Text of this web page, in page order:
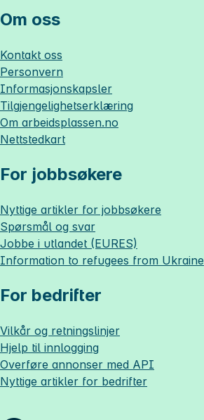
Om oss
Kontakt oss
Personvern
Informasjonskapsler
Tilgjengelighetserklæring
Om arbeidsplassen.no
Nettstedkart
For jobbsøkere
Nyttige artikler for jobbsøkere
Spørsmål og svar
Jobbe i utlandet (EURES)
Information to refugees from Ukraine
For bedrifter
Vilkår og retningslinjer
Hjelp til innlogging
Overføre annonser med API
Nyttige artikler for bedrifter